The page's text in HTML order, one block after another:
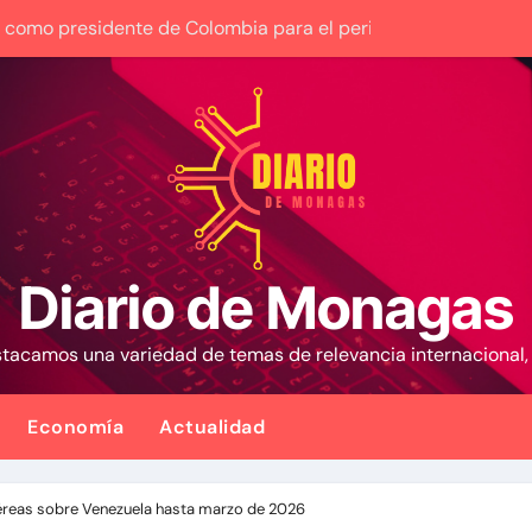
presidente de Colombia para el periodo 2026-2030
entre el gobierno y la oposición
con fecha valor lunes 10 de agosto de 2026
con la vista puesta en el estrecho de Ormuz
Crediticio con Subsidio Directo en encuentro con Juntas
la presidencia desde la Casa de Nariño
activan el encuentro «Repensando a Venezuela» para
los futbolistas del Caracas Fútbol Club juntaron fuerzas
contra la exjuex Afiuni
Diario de Monagas
una variedad de temas de relevancia
Economía Actualidad
sobre Venezuela hasta marzo de 2026